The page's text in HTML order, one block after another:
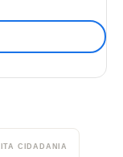
passeio
CIDADANIA